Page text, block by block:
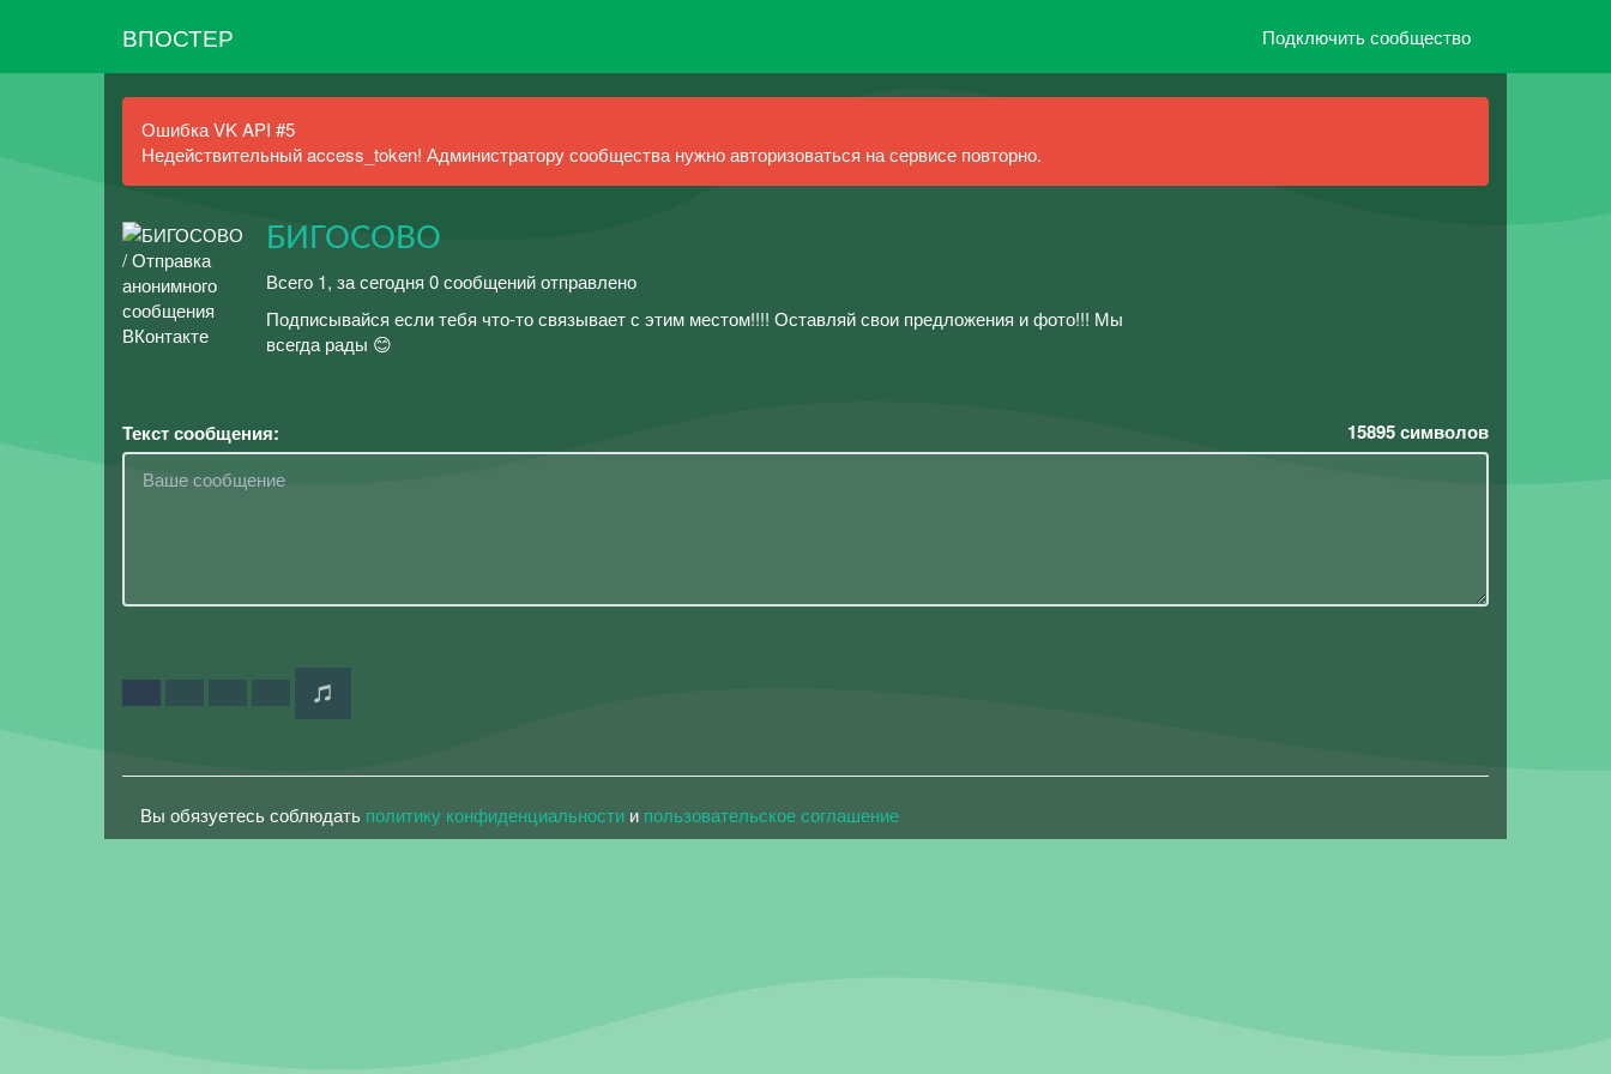
ВПОСТЕР Подключить сообщество
Ошибка VK API #5
Недействительный access_token! Администратору сообщества нужно авторизоваться на сервисе повторно.
БИГОСОВО
Всего 1, за сегодня 0 сообщений отправлено
Подписывайся если тебя что-то связывает с этим местом!!!! Оставляй свои предложения и фото!!! Мы
всегда рады 😊
Текст сообщения: 15895символов
Вы обязуетесь соблюдать политику конфиденциальности и пользовательское соглашение